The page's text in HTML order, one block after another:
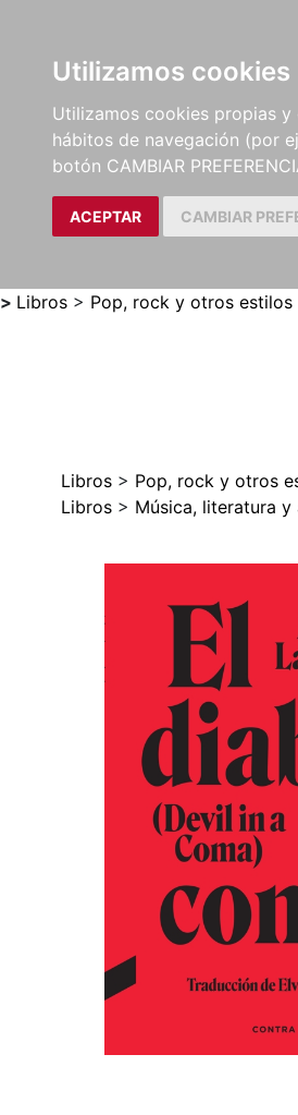
Utilizamos cookies
Utilizamos cookies propias
hábitos de navegación (por
botón CAMBIAR
ACEPTAR CAMBIAR
LIBROS
MÉTODOS Y
EJERCICIOS
> Libros > Pop, rock y otros estilos
Libros > Pop, rock y otros
Libros > Música, literatura y